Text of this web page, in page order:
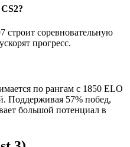
строит соревновательную
прогресс.
по рангам с 1850 ELO
Поддерживая 57% побед,
большой потенциал в